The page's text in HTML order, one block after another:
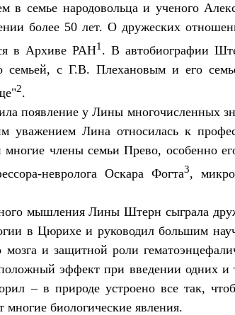
в семье народовольца и ученого
более 50 лет. О дружеских
в Архиве РАН1 . В автобиографии
с Г.В. Плехановым и его
2.
появление у Лины многочисленных
уважением Лина относилась к
многие члены семьи Прево, особенно
невролога Оскара Фогта3,
мышления Лины Штерн сыграла
в Цюрихе и руководил большим
и защитной роли
эффект при введении одних и
– в природе устроено все так,
биологические явления.